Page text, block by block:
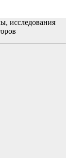
исследования